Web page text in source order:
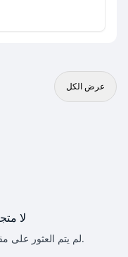
عرض الكل
لا
لم يتم العثور على مقالات مطابقة للبحث الذي تم تحديده.